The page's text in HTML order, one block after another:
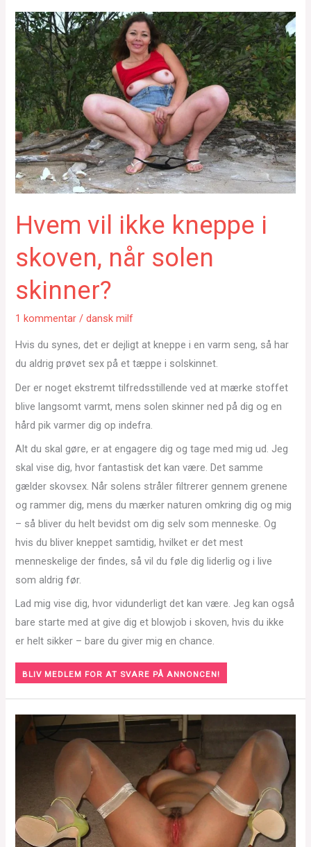
Hvem vil ikke kneppe i
skoven, når solen
skinner?
1 kommentar /dansk milf
Hvis du synes, det er dejligt at kneppe i en varm seng, så har
du aldrig prøvet sex på et tæppe i solskinnet.
Der er noget ekstremt tilfredsstillende ved at mærke stoffet
blive langsomt varmt, mens solen skinner ned på dig og en
hård pik varmer dig op indefra.
Alt du skal gøre, er at engagere dig og tage med mig ud. Jeg
skal vise dig, hvor fantastisk det kan være. Det samme
gælder skovsex. Når solens stråler filtrerer gennem grenene
og rammer dig, mens du mærker naturen omkring dig og mig
– så bliver du helt bevidst om dig selv som menneske. Og
hvis du bliver kneppet samtidig, hvilket er det mest
menneskelige der findes, så vil du føle dig liderlig og i live
som aldrig før.
Lad mig vise dig, hvor vidunderligt det kan være. Jeg kan også
bare starte med at give dig et blowjob i skoven, hvis du ikke
er helt sikker – bare du giver mig en chance.
BLIV MEDLEM FOR AT SVARE PÅ ANNONCEN!